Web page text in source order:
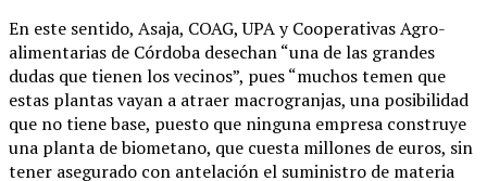
En este sentido, Asaja, COAG, UPA y Cooperativas Agro-
alimentarias de Córdoba desechan “una de las grandes
dudas que tienen los vecinos”, pues “muchos temen que
estas plantas vayan a atraer macrogranjas, una posibilidad
que no tiene base, puesto que ninguna empresa construye
una planta de biometano, que cuesta millones de euros, sin
tener asegurado con antelación el suministro de materia